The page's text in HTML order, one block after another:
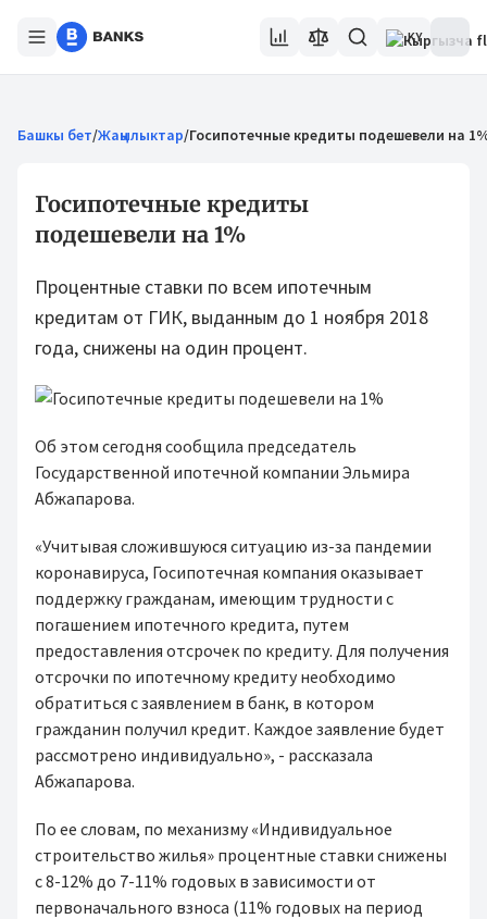
KY
Башкы бет/Жаңылыктар/Госипотечные кредиты подешевели на
Госипотечные кредиты
подешевели на 1%
Процентные ставки по всем ипотечным
кредитам от ГИК, выданным до 1 ноября 2018
года, снижены на один процент.
Об этом сегодня сообщила председатель
Государственной ипотечной компании Эльмира
Абжапарова.
«Учитывая сложившуюся ситуацию из-за пандемии
коронавируса, Госипотечная компания оказывает
поддержку гражданам, имеющим трудности с
погашением ипотечного кредита, путем
предоставления отсрочек по кредиту. Для получения
отсрочки по ипотечному кредиту необходимо
обратиться с заявлением в банк, в котором
гражданин получил кредит. Каждое заявление будет
рассмотрено индивидуально», - рассказала
Абжапарова.
По ее словам, по механизму «Индивидуальное
строительство жилья» процентные ставки снижены
с 8-12% до 7-11% годовых в зависимости от
первоначального взноса (11% годовых на период